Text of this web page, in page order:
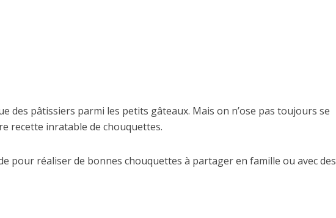
des pâtissiers parmi les petits gâteaux. Mais on n’ose pas toujours se
recette inratable de chouquettes.
pour réaliser de bonnes chouquettes à partager en famille ou avec des